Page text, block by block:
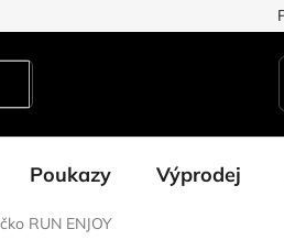
Poukazy Výprodej
RUN ENJOY